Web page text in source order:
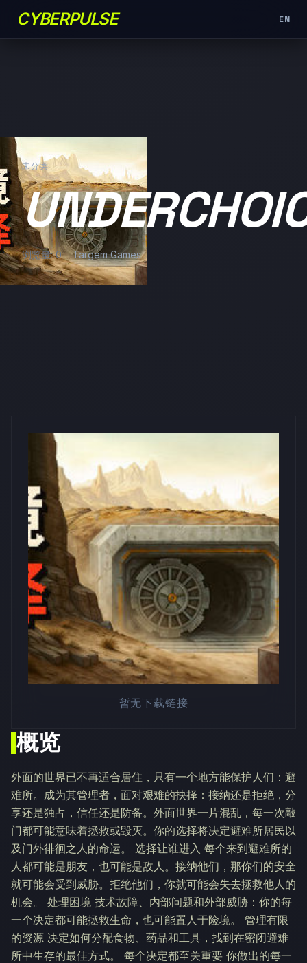
CYBERPULSE EN
未分类
浏览量: 0 Targem Games
概览
外面的世界已不再适合居住，只有一个地方能保护人们：避
难所。成为其管理者，面对艰难的抉择：接纳还是拒绝，分
享还是独占，信任还是防备。外面世界一片混乱，每一次敲
门都可能意味着拯救或毁灭。你的选择将决定避难所居民以
及门外徘徊之人的命运。 选择让谁进入 每个来到避难所的
人都可能是朋友，也可能是敌人。接纳他们，那你们的安全
就可能会受到威胁。拒绝他们，你就可能会失去拯救他人的
机会。 处理困境 技术故障、内部问题和外部威胁：你的每
一个决定都可能拯救生命，也可能置人于险境。 管理有限
的资源 决定如何分配食物、药品和工具，找到在密闭避难
所中生存的最佳方式。 每个决定都至关重要 你做出的每一
暂无下载链接